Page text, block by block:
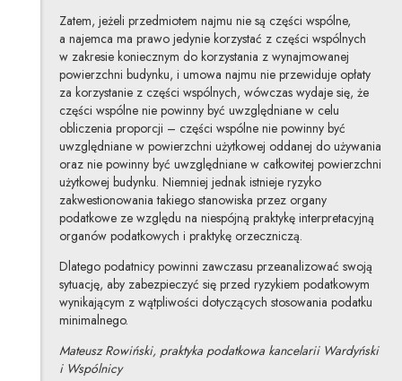
Zatem, jeżeli przedmiotem najmu nie są części wspólne,
a najemca ma prawo jedynie korzystać z części wspólnych
w zakresie koniecznym do korzystania z wynajmowanej
powierzchni budynku, i umowa najmu nie przewiduje opłaty
za korzystanie z części wspólnych, wówczas wydaje się, że
części wspólne nie powinny być uwzględniane w celu
obliczenia proporcji – części wspólne nie powinny być
uwzględniane w powierzchni użytkowej oddanej do używania
oraz nie powinny być uwzględniane w całkowitej powierzchni
użytkowej budynku. Niemniej jednak istnieje ryzyko
zakwestionowania takiego stanowiska przez organy
podatkowe ze względu na niespójną praktykę interpretacyjną
organów podatkowych i praktykę orzeczniczą.
Dlatego podatnicy powinni zawczasu przeanalizować swoją
sytuację, aby zabezpieczyć się przed ryzykiem podatkowym
wynikającym z wątpliwości dotyczących stosowania podatku
minimalnego.
Mateusz Rowiński, praktyka podatkowa kancelarii Wardyński
i Wspólnicy